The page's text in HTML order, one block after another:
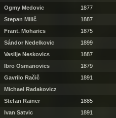
Ogmy Medovic
1877
Stepan Milič
1887
Frant. Moharics
1875
Sándor Nedelkovic
1899
Vasilje Neskovics
1887
Ibro Osmanovics
1879
Gavrilo Račič
1891
Michael Radakovicz
Stefan Rainer
1885
Ivan Satvic
1891